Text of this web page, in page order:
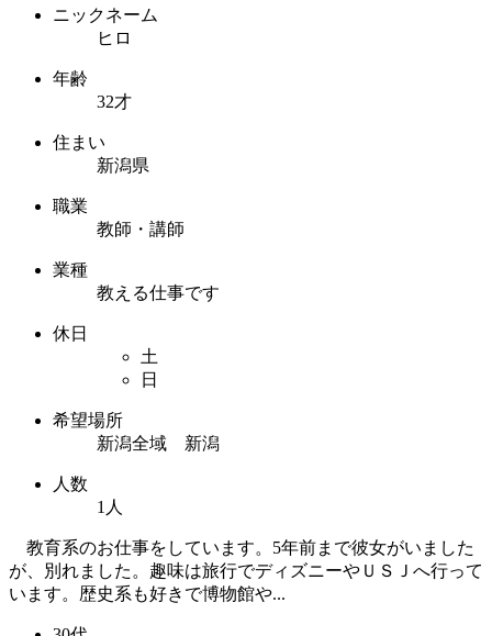
ニックネーム
ヒロ
年齢
32才
住まい
新潟県
職業
教師・講師
業種
教える仕事です
休日
土
日
希望場所
新潟全域 新潟
人数
1人
教育系のお仕事をしています。5年前まで彼女がいました
が、別れました。趣味は旅行でディズニーやＵＳＪへ行って
います。歴史系も好きで博物館や...